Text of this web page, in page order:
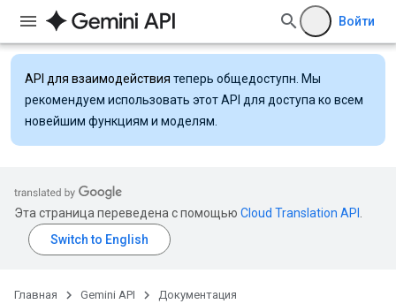
Войти
API для взаимодействия теперь общедоступн. Мы
рекомендуем использовать этот API для доступа ко всем
новейшим функциям и моделям.
Эта страница переведена с помощью Cloud Translation API
Главная Gemini API Документация